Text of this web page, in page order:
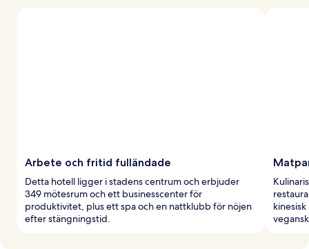
Arbete och fritid fulländade
Detta hotell ligger i stadens centrum och erbjuder
349 mötesrum och ett businesscenter för
produktivitet, plus ett spa och en nattklubb för nöjen
efter stängningstid.